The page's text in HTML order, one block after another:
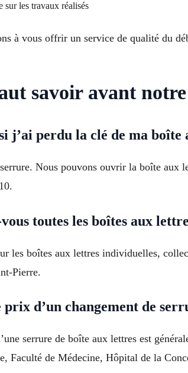
sur les travaux réalisés
à vous offrir un service de qualité du
savoir avant
j’ai perdu la clé de ma boîte
Nous pouvons ouvrir la boîte aux
toutes les boîtes aux
les boîtes aux lettres individuelles,
Pierre.
prix d’un changement de
serrure de boîte aux lettres est
Faculté de Médecine, Hôpital de la